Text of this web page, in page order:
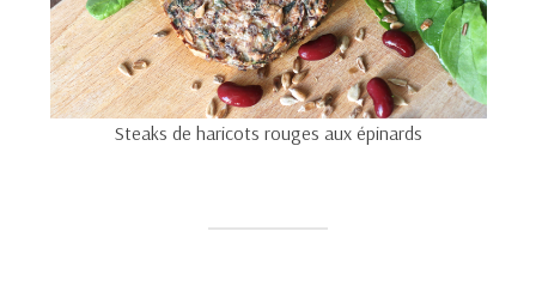
Steaks de haricots rouges aux épinards